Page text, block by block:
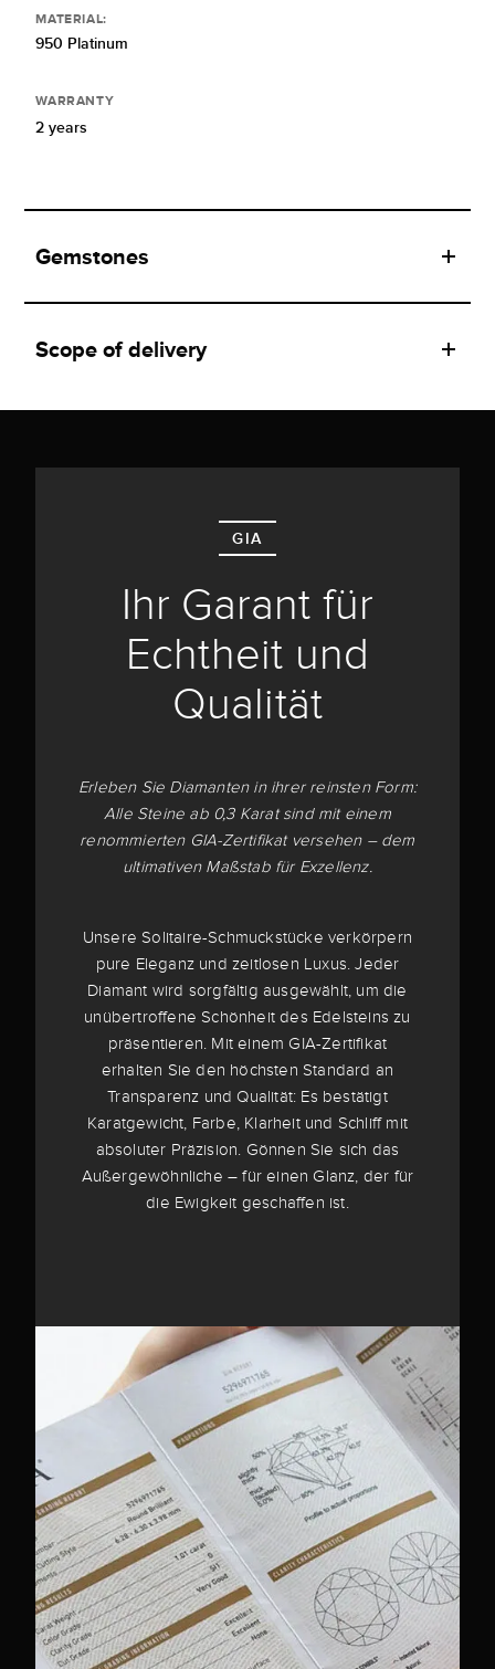
MATERIAL:
950 Platinum
WARRANTY
2 years
Gemstones
Scope of delivery
GIA
Ihr Garant für
Echtheit und
Qualität
Erleben Sie Diamanten in ihrer reinsten Form:
Alle Steine ab 0,3 Karat sind mit einem
renommierten GIA-Zertifikat versehen – dem
ultimativen Maßstab für Exzellenz.
Unsere Solitaire-Schmuckstücke verkörpern
pure Eleganz und zeitlosen Luxus. Jeder
Diamant wird sorgfältig ausgewählt, um die
unübertroffene Schönheit des Edelsteins zu
präsentieren. Mit einem GIA-Zertifikat
erhalten Sie den höchsten Standard an
Transparenz und Qualität: Es bestätigt
Karatgewicht, Farbe, Klarheit und Schliff mit
absoluter Präzision. Gönnen Sie sich das
Außergewöhnliche – für einen Glanz, der für
die Ewigkeit geschaffen ist.